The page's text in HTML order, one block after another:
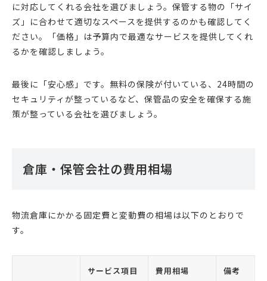
に対応してくれる会社を選びましょう。保管する物の「サイ
ズ」に合わせて適切なスペースを提供するのかも確認してく
ださい。「価格」は予算内で最適なサービスを提供してくれ
るかを確認しましょう。
最後に「安心感」です。無料の保険が付いている、24時間の
セキュリティが整っているなど、保管品の安全を確保する施
策が整っている会社を選びましょう。
倉庫・保管会社の費用相場
物流倉庫にかかる固定費と変動費の相場は以下のとおりで
す。
サービス項目 費用相場 備考